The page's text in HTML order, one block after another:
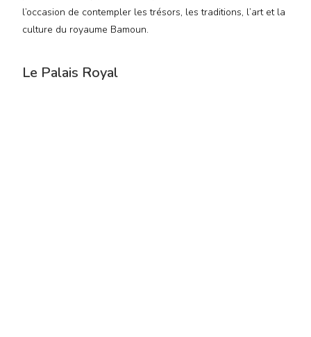
l’occasion de contempler les trésors, les traditions, l’art et la
culture du royaume Bamoun.
Le Palais Royal